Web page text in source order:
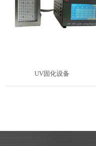
UV固化设备